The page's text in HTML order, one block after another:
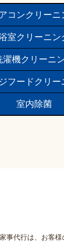
コンクリーニ
室クリーニン
濯機クリーニ
フードクリー
室内除菌
事代行は、お客